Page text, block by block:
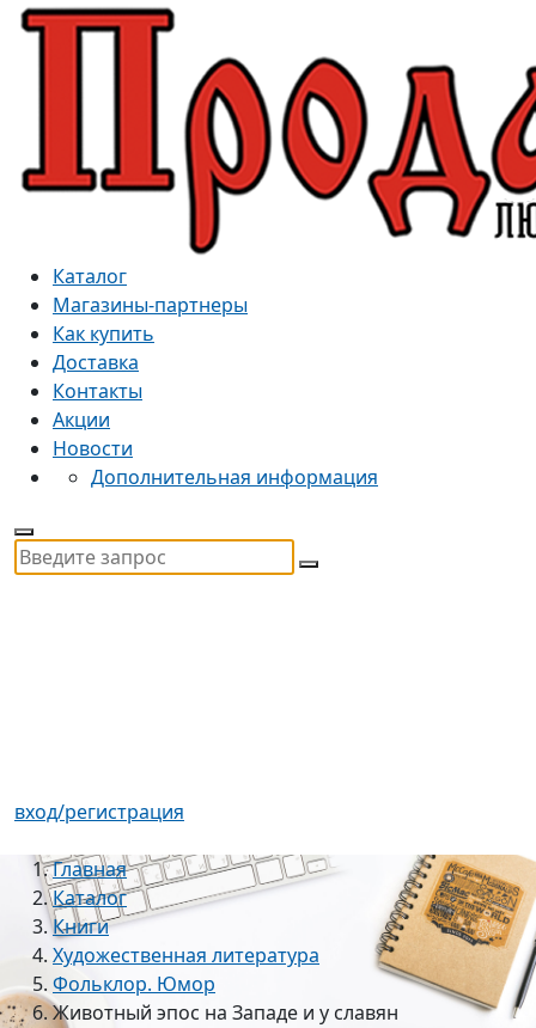
Каталог
Магазины-партнеры
Как купить
Доставка
Контакты
Акции
Новости
Дополнительная информация
вход/регистрация
Главная
Каталог
Книги
Художественная литература
Фольклор. Юмор
Животный эпос на Западе и у славян